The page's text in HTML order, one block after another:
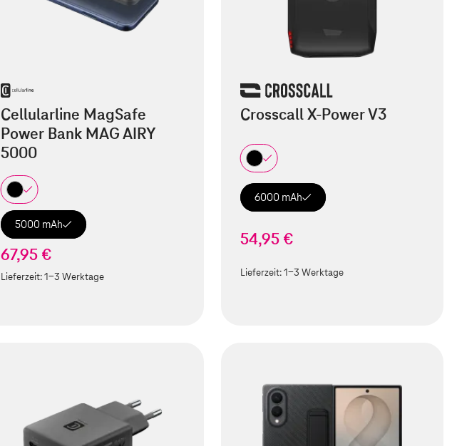
Cellularline MagSafe
Power Bank MAG AIRY
5000
5000 mAh
67,95 €
Lieferzeit:1-3 Werktage
Crosscall X-Power V3
6000 mAh
54,95 €
Lieferzeit:1-3 Werktage